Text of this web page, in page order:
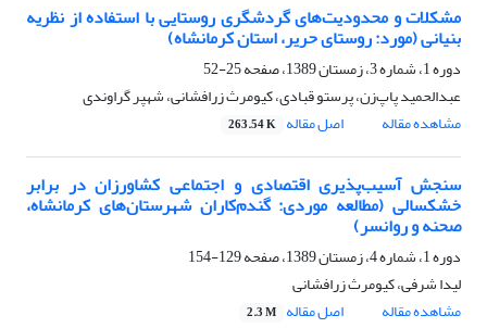
مشکلات و محدودیت‌های گردشگری روستایی با استفاده از نظریه
بنیانی (مورد: روستای حریر، استان کرمانشاه)
دوره 1، شماره 3، زمستان 1389، صفحه
25-52
عبدالحمید پاپ‌زن، پرستو قبادی، کیومرث زرافشانی، شهپر گراوندی
مشاهده مقاله
اصل مقاله 263.54 K
سنجش آسیب‌پذیری اقتصادی و اجتماعی کشاورزان در برابر
خشکسالی (مطالعه موردی: گندم‌کاران شهرستان‌های کرمانشاه،
صحنه و روانسر)
دوره 1، شماره 4، زمستان 1389، صفحه
129-154
لیدا شرفی، کیومرث زرافشانی
مشاهده مقاله
اصل مقاله 2.3 M